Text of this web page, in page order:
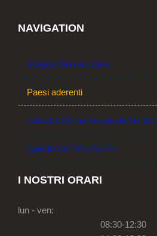
NAVIGATION
Integrazione europea
Paesi aderenti
Classificazione fiscale dei territori
Specifiche INTRASTAT
I NOSTRI ORARI
lun - ven:
08:30-12:30